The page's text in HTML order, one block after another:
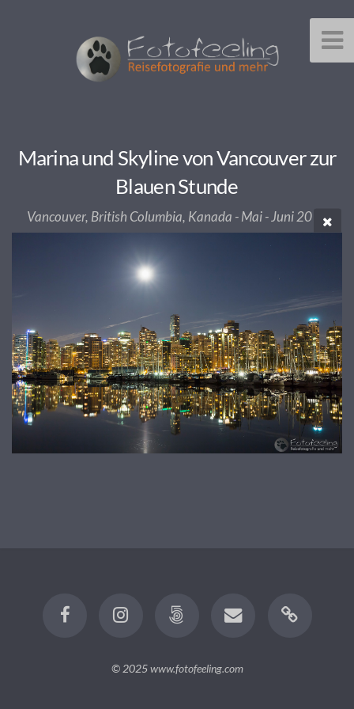
Marina und Skyline von Vancouver zur
Blauen Stunde
Vancouver, British Columbia, Kanada - Mai - Juni 2013
© 2025www.fotofeeling.com